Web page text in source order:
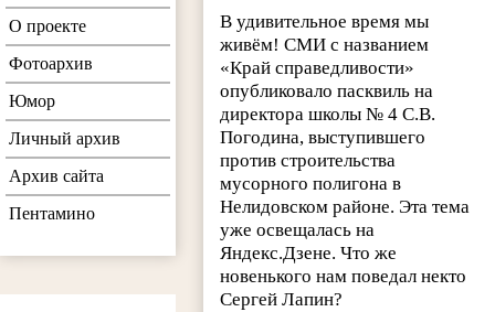
В удивительное время мы
живём! СМИ с названием
«Край справедливости»
опубликовало пасквиль на
директора школы № 4 С.В.
Погодина, выступившего
против строительства
мусорного полигона в
Нелидовском районе. Эта тема
уже освещалась на
Яндекс.Дзене. Что же
новенького нам поведал некто
Сергей Лапин?
О проекте
Фотоархив
Юмор
Личный архив
Архив сайта
Пентамино